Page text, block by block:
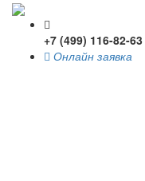
+7 (499) 116-82-63
Онлайн заявка